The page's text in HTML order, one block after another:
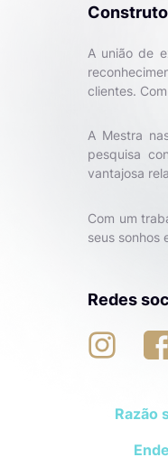
A união de
clientes.
A Mestra
pesquisa
vantajosa
Com um
seus sonhos
Redes
Razão